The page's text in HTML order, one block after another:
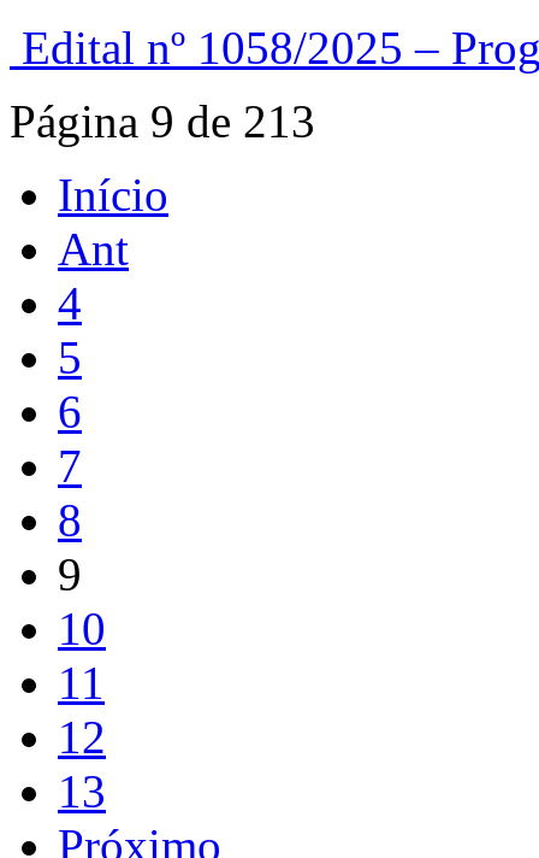
Edital nº 1058/2025 –
Página 9 de 213
Início
Ant
4
5
6
7
8
9
10
11
12
13
Próximo